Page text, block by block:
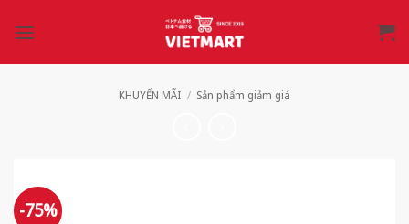
qua
KHUYẾN MÃI / Sản phẩm giảm giá
-75%